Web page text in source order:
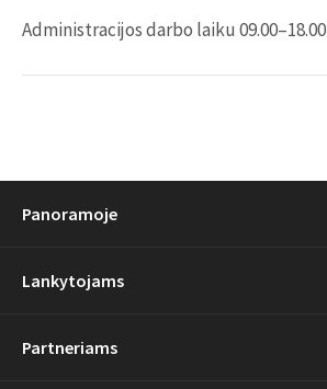
Administracijos darbo laiku 09.00–18.00
Panoramoje
Lankytojams
Partneriams